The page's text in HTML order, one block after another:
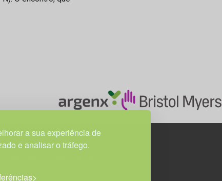
a sua experiência de
e analisar o tráfego.